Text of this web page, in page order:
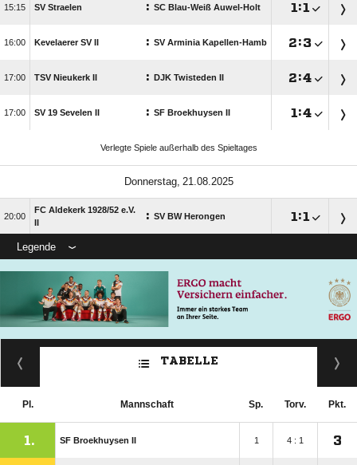
 SV Straelen : SC Blau-Weiß Auwel-Holt  :
 Kevelaerer SV II : SV Arminia Kapellen-Hamb :
 TSV Nieukerk II : DJK Twisteden II :
 SV 19 Sevelen II : SF Broekhuysen II  :
Verlegte Spiele außerhalb des Spieltages
 

FC Aldekerk 1928/​52 e.V.
II
: SV BW Herongen  :
Legende
TABELLE
Pl. Mannschaft Sp. Torv. Pkt.
1. SF Broekhuysen II 1 4 : 1 3